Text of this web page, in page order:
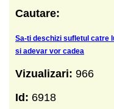
Cautare:
Sa-ti deschizi sufletul catre
si adevar vor cadea
Vizualizari: 966
Id: 6918